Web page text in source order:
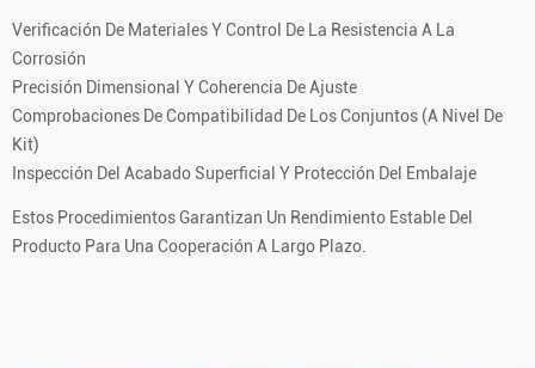
Verificación De Materiales Y Control De La Resistencia A La
Corrosión
Precisión Dimensional Y Coherencia De Ajuste
Comprobaciones De Compatibilidad De Los Conjuntos (a Nivel De
Kit)
Inspección Del Acabado Superficial Y Protección Del Embalaje
Estos Procedimientos Garantizan Un Rendimiento Estable Del
Producto Para Una Cooperación A Largo Plazo.